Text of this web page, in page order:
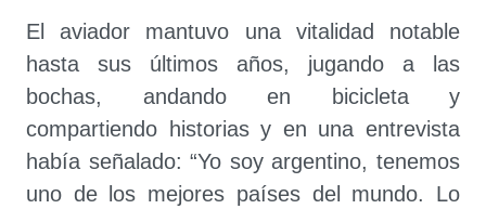
El aviador mantuvo una vitalidad notable
hasta sus últimos años, jugando a las
bochas, andando en bicicleta y
compartiendo historias y en una entrevista
había señalado: “Yo soy argentino, tenemos
uno de los mejores países del mundo. Lo